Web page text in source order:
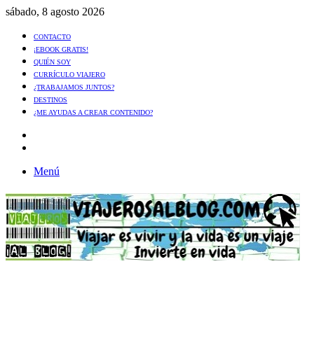
sábado, 8 agosto 2026
CONTACTO
¡EBOOK GRATIS!
QUIÉN SOY
CURRÍCULO VIAJERO
¿TRABAJAMOS JUNTOS?
DESTINOS
¿ME AYUDAS A CREAR CONTENIDO?
Menú